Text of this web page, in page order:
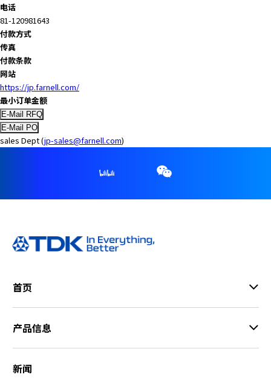
电话
81-120981643
付款方式
传真
付款条款
网站
https://jp.farnell.com/
最小订单金额
sales Dept (jp-sales@farnell.com)
首页
产品信息
新闻